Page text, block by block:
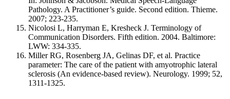
Pathology. A Practitioner’s guide. Second edition. Thieme.
2007; 223-235.
Nicolosi L, Harryman E, Kresheck J. Terminology of
Communication Disorders. Fifth edition. 2004. Baltimore:
LWW: 334-335.
Miller RG, Rosenberg JA, Gelinas DF, et al. Practice
parameter: The care of the patient with amyotrophic lateral
sclerosis (An evidence-based review). Neurology. 1999; 52,
1311-1325.